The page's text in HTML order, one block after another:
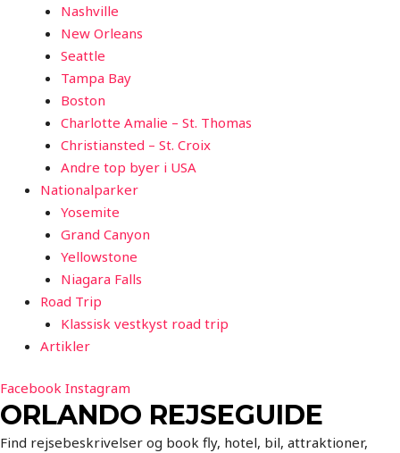
Nashville
New Orleans
Seattle
Tampa Bay
Boston
Charlotte Amalie – St. Thomas
Christiansted – St. Croix
Andre top byer i USA
Nationalparker
Yosemite
Grand Canyon
Yellowstone
Niagara Falls
Road Trip
Klassisk vestkyst road trip
Artikler
Facebook Instagram
ORLANDO REJSEGUIDE
Find rejsebeskrivelser og book fly, hotel, bil, attraktioner,